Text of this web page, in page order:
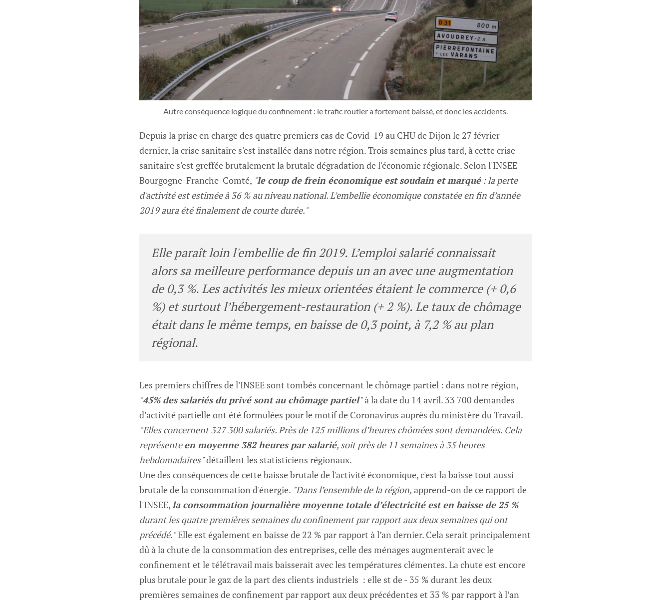
Autre conséquence logique du confinement : le trafic routier a fortement baissé, et donc les accidents.
Depuis la prise en charge des quatre premiers cas de Covid-19 au CHU de Dijon le 27 février
dernier, la crise sanitaire s'est installée dans notre région. Trois semaines plus tard, à cette crise
sanitaire s'est greffée brutalement la brutale dégradation de l'économie régionale. Selon l'INSEE
Bourgogne-Franche-Comté, "le coup de frein économique est soudain et marqué: la perte
d'activité est estimée à 36 % au niveau national. L’embellie économique constatée en fin d’année
2019 aura été finalement de courte durée."
Elle paraît loin l'embellie de fin 2019. L’emploi salarié connaissait
alors sa meilleure performance depuis un an avec une augmentation
de 0,3 %. Les activités les mieux orientées étaient le commerce (+ 0,6
%) et surtout l’hébergement-restauration (+ 2 %). Le taux de chômage
était dans le même temps, en baisse de 0,3 point, à 7,2 % au plan
régional.
Les premiers chiffres de l'INSEE sont tombés concernant le chômage partiel : dans notre région,
"45% des salariés du privé sont au chômage partiel"à la date du 14 avril. 33 700 demandes
d’activité partielle ont été formulées pour le motif de Coronavirus auprès du ministère du Travail.
"Elles concernent 327 300 salariés. Près de 125 millions d’heures chômées sont demandées. Cela
représenteen moyenne 382 heures par salarié, soit près de 11 semaines à 35 heures
hebdomadaires"détaillent les statisticiens régionaux.
Une des conséquences de cette baisse brutale de l'activité économique, c'est la baisse tout aussi
brutale de la consommation d'énergie. "Dans l’ensemble de la région, apprend-on de ce rapport de
l'INSEE,la consommation journalière moyenne totale d’électricité est en baisse de 25 %
durant les quatre premières semaines du confinement par rapport aux deux semaines qui ont
précédé."Elle est également en baisse de 22 % par rapport à l’an dernier. Cela serait principalement
dû à la chute de la consommation des entreprises, celle des ménages augmenterait avec le
confinement et le télétravail mais baisserait avec les températures clémentes. La chute est encore
plus brutale pour le gaz de la part des clients industriels : elle st de - 35 % durant les deux
premières semaines de confinement par rapport aux deux précédentes et 33 % par rapport à l’an